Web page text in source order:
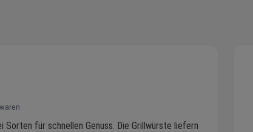
Sorten für schnellen Genuss. Die Grillwürste liefern